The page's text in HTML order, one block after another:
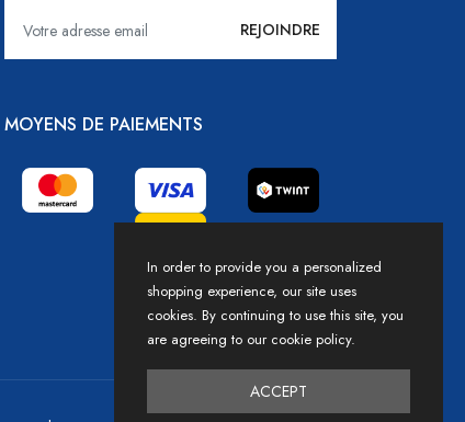
MOYENS DE PAIEMENTS
In order to provide you a personalized
shopping experience, our site uses
cookies. By continuing to use this site, you
are agreeing to our cookie policy.
ACCEPT